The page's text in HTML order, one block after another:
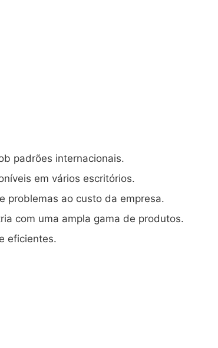
padrões internacionais.
em vários escritórios.
problemas ao custo da empresa.
com uma ampla gama de produtos.
eficientes.